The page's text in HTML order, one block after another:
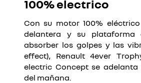
100% electrico
Con su motor 100%
delantera y su plataforma
absorber los golpes y las
effect), Renault 4ever
electric Concept se
del mañana.